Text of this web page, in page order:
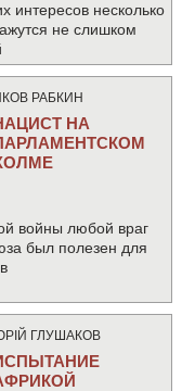
интересов несколько
не слишком
РАБКИН
НА
войны любой враг
был полезен для
ГЛУШАКОВ